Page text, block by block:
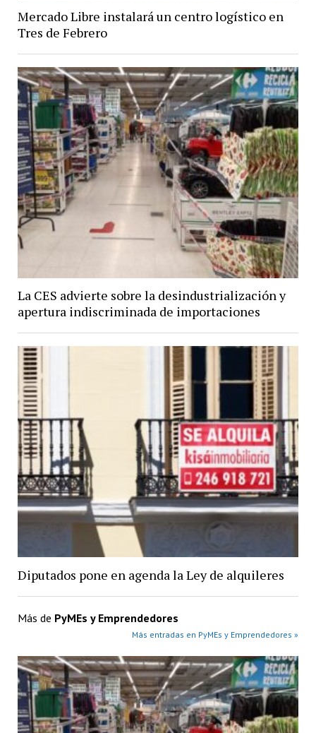
Mercado Libre instalará un centro logístico en
Tres de Febrero
La CES advierte sobre la desindustrialización y
apertura indiscriminada de importaciones
Diputados pone en agenda la Ley de alquileres
Más de PyMEs y Emprendedores
Más entradas en PyMEs y Emprendedores »